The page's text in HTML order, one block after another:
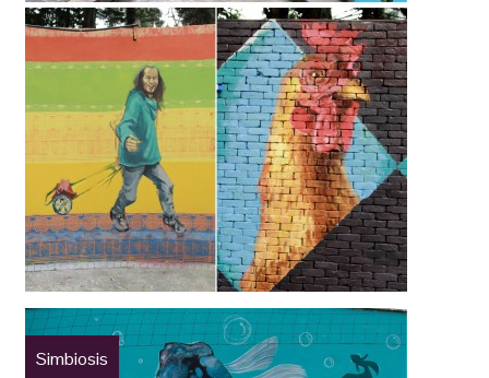
Simbiosis